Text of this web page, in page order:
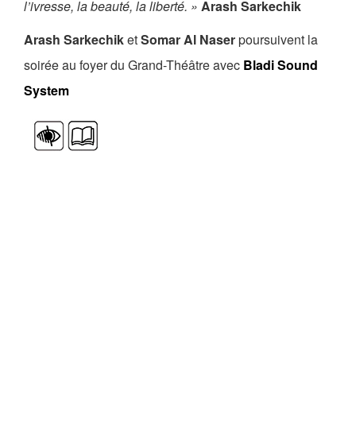
l’ivresse, la beauté, la liberté. » Arash Sarkechik
Arash SarkechiketSomar Al Naserpoursuivent la
soirée au foyer du Grand-Théâtre avec Bladi Sound
System